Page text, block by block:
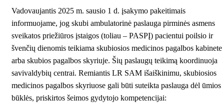
Vadovaujantis 2025 m. sausio 1 d. įsakymo pakeitimais
informuojame, jog skubi ambulatorinė paslauga pirminės asmens
sveikatos priežiūros įstaigos (toliau – PASPĮ) pacientui poilsio ir
švenčių dienomis teikiama skubiosios medicinos pagalbos kabinete
arba skubios pagalbos skyriuje. Šių paslaugų teikimą koordinuoja
savivaldybių centrai. Remiantis LR SAM išaiškinimu, skubiosios
medicinos pagalbos skyriuose gali būti suteikta paslauga dėl ūmios
būklės, priskirtos šeimos gydytojo kompetencijai: